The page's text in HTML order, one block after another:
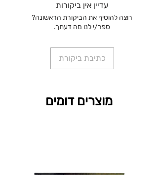
עדיין אין ביקורות
רוצה להוסיף את הביקורת הראשונה?
ספר/י לנו מה דעתך.
כתיבת ביקורת
מוצרים דומים